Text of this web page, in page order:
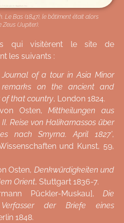
Le Bas (1847), le bâtiment était alors
(Jupiter).
qui visitèrent le site de
les suivants :
Journal of a tour in Asia Minor
remarks on the ancient and
that country, London 1824.
Osten,Mittheilungen aus
Reise von Halikarnassos über
nach Smyrna. April 1827’,
und Kunst, 59,
Osten, Denkwürdigkeiten und
Orient, Stuttgart 1836-7.
Pückler-Muskau], Die
der Briefe eines
1848.